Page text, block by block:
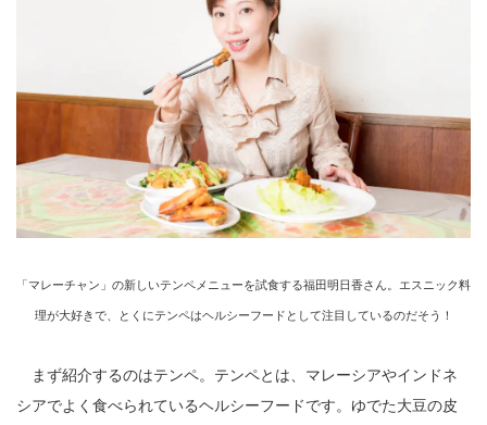
「マレーチャン」の新しいテンペメニューを試食する福田明日香さん。エスニック料
理が大好きで、とくにテンペはヘルシーフードとして注目しているのだそう！
まず紹介するのはテンペ。テンペとは、マレーシアやインドネ
シアでよく食べられているヘルシーフードです。ゆでた大豆の皮